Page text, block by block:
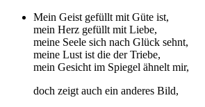
Mein Geist gefüllt mit Güte ist,
mein Herz gefüllt mit Liebe,
meine Seele sich nach Glück sehnt,
meine Lust ist die der Triebe,
mein Gesicht im Spiegel ähnelt mir,
doch zeigt auch ein anderes Bild,